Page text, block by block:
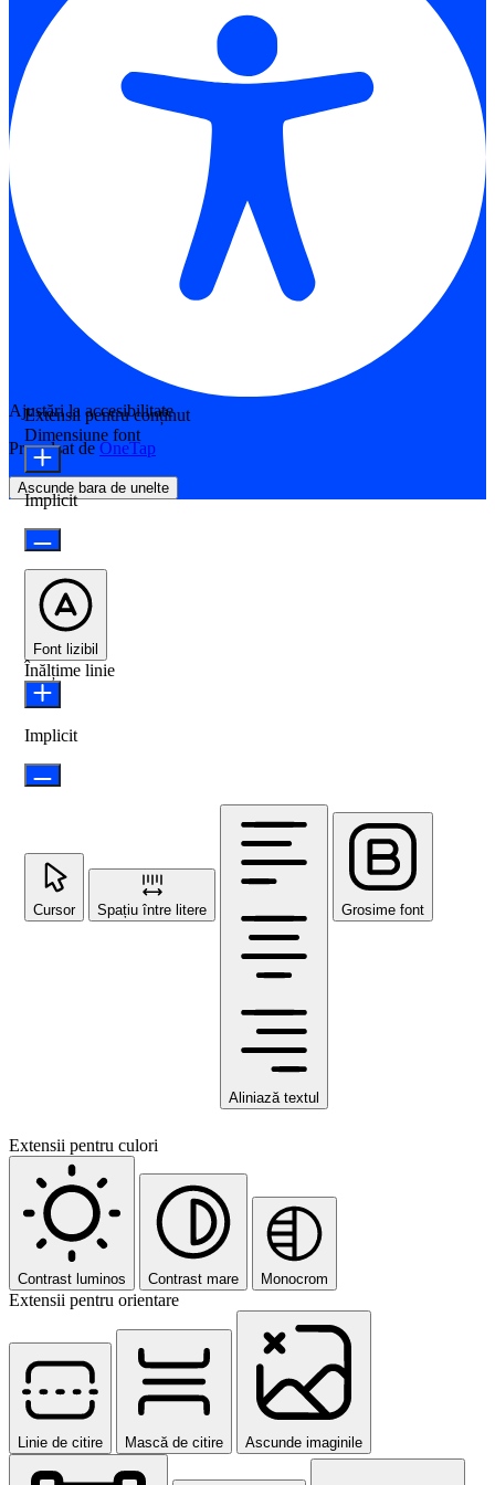
Ajustări la accesibilitate
Propulsat de OneTap
Ascunde bara de unelte
Extensii pentru conținut
Dimensiune font
Implicit
Font lizibil
Înălțime linie
Implicit
Cursor Spațiu între litere
Aliniază textul
Grosime font
Extensii pentru culori
Contrast luminos Contrast mare Monocrom
Extensii pentru orientare
Linie de citire Mască de citire Ascunde imaginile